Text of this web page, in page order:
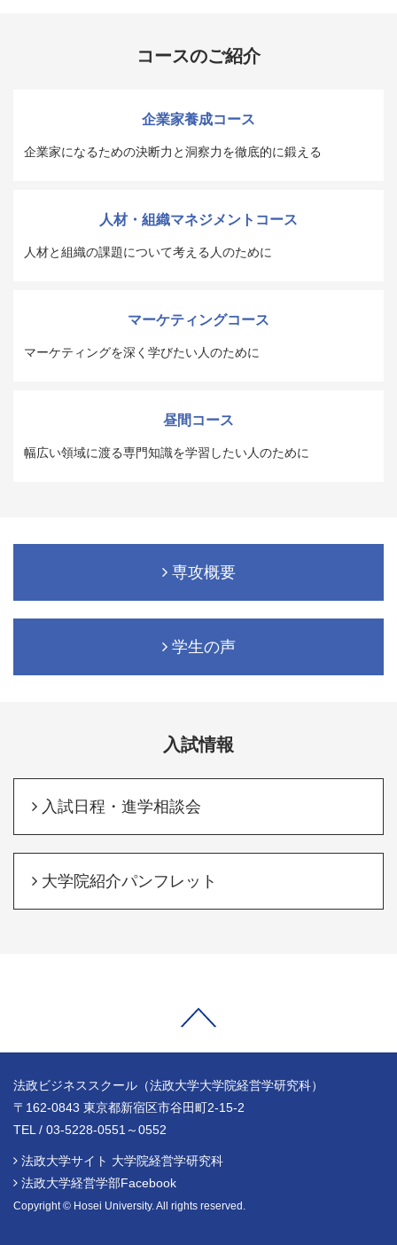
コースのご紹介
企業家養成コース
企業家になるための決断力と洞察力を徹底的に鍛える
人材・組織マネジメントコース
人材と組織の課題について考える人のために
マーケティングコース
マーケティングを深く学びたい人のために
昼間コース
幅広い領域に渡る専門知識を学習したい人のために
専攻概要
学生の声
入試情報
入試日程・進学相談会
大学院紹介パンフレット
法政ビジネススクール（法政大学大学院経営学研究科）
〒162-0843 東京都新宿区市谷田町2-15-2
TEL / 03-5228-0551～0552
法政大学サイト 大学院経営学研究科
法政大学経営学部Facebook
Copyright © Hosei University. All rights reserved.